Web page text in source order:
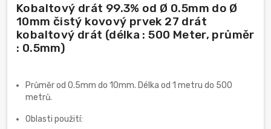
Kobaltový drát 99.3% od Ø 0.5mm do Ø
10mm čistý kovový prvek 27 drát
kobaltový drát (délka : 500 Meter, průměr
: 0.5mm)
Průměr od 0.5mm do 10mm. Délka od 1 metru do 500
metrů.
Oblasti použití: